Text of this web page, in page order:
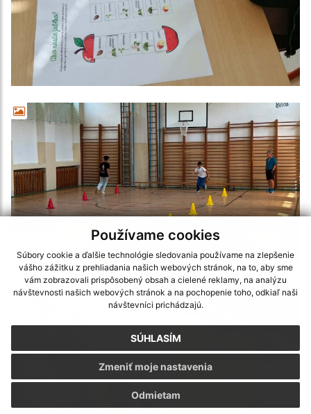
Používame cookies
Súbory cookie a ďalšie technológie sledovania používame na zlepšenie
vášho zážitku z prehliadania našich webových stránok, na to, aby sme
vám zobrazovali prispôsobený obsah a cielené reklamy, na analýzu
návštevnosti našich webových stránok a na pochopenie toho, odkiaľ naši
návštevníci prichádzajú.
SÚHLASÍM
Odmietam
Zmeniť moje nastavenia